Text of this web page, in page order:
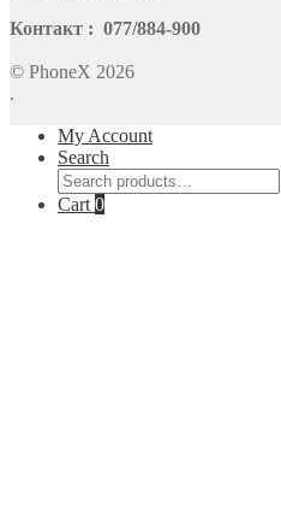
Контакт : 077/884-900
© PhoneX 2026
.
My Account
Search
Search
for:
Cart 0